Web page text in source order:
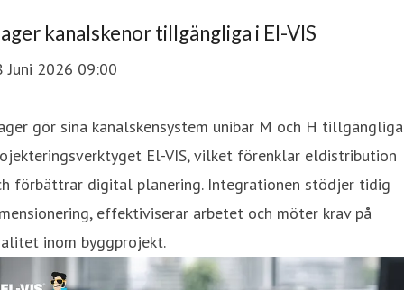
kanalskenor tillgängliga i El-VIS
Juni 2026 09:00
gör sina kanalskensystem unibar M och H
El-VIS, vilket förenklar eldistribution
förbättrar digital planering. Integrationen stödjer tidig
effektiviserar arbetet och möter krav på
inom byggprojekt.